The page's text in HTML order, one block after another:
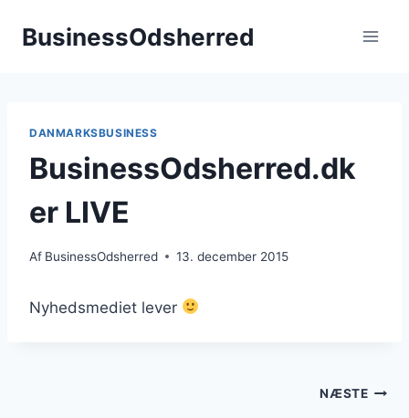
BusinessOdsherred
DANMARKSBUSINESS
BusinessOdsherred.dk
er LIVE
Af BusinessOdsherred 13. december 2015
Nyhedsmediet lever
NÆSTE